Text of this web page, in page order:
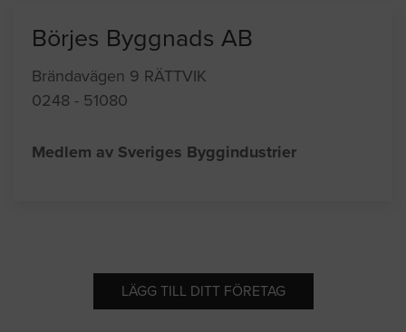
Börjes Byggnads AB
Brändavägen 9 RÄTTVIK
0248 - 51080
Medlem av Sveriges Byggindustrier
LÄGG TILL DITT FÖRETAG